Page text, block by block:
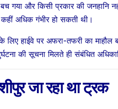
गया और किसी प्रकार की जनहानि
अधिक गंभीर हो सकती थी।
हाईवे पर अफरा-तफरी का माहौल
की सूचना मिलते ही संबंधित
जा रहा था ट्रक